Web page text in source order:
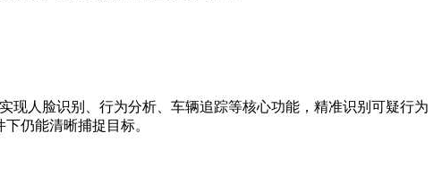
人脸识别、行为分析、车辆追踪等核心功能，精准识别可疑行为
仍能清晰捕捉目标。